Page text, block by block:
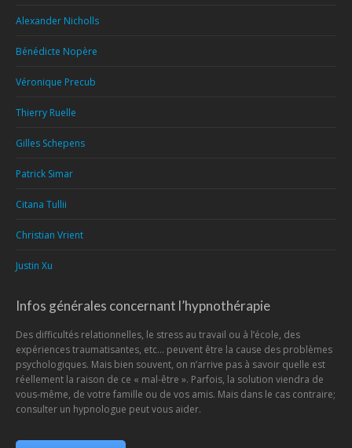
Alexander Nicholls
Bénédicte Nopère
Véronique Precub
Thierry Ruelle
Gilles Schepens
Patrick Simar
Citana Tullii
Christian Vrient
Justin Xu
Infos générales concernant l’hypnothérapie
Des difficultés relationnelles, le stress au travail ou à l’école, des
expériences traumatisantes, etc… peuvent être la cause des problèmes
psychologiques. Mais bien souvent, on n’arrive pas à savoir quelle est
réellement la raison de ce « mal-être ». Parfois, la solution viendra de
vous-même, de votre famille ou de vos amis. Mais dans le cas contraire;
consulter un hypnologue peut vous aider.